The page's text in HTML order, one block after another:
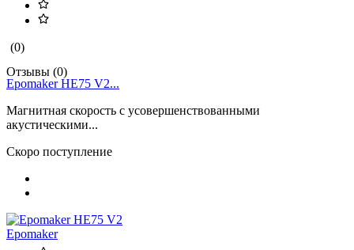
(0)
Отзывы (0)
Epomaker HE75 V2...
Магнитная скорость с усовершенствованными
акустическими...
Скоро поступление
Epomaker